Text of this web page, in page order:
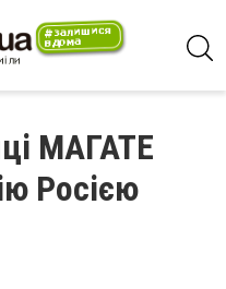
МАГАТЕ
Росією